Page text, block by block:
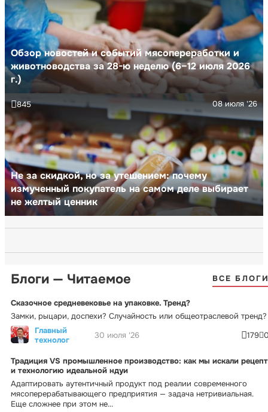
Обзор новостей и событий мясопереработки и
животноводства за 28-ю неделю (6–12 июля 2026
г.)
Не за скидкой, но за утешением: почему
измученный покупатель на самом деле выбирает
не желтый ценник
08 июля '26
845
Блоги — Читаемое ВСЕ
Сказочное средневековье на упаковке. Тренд?
Замки, рыцари, доспехи? Случайность или общеотраслевой тренд?
Главный
технолог
30 июля '26 179
Традиция VS промышленное производство: как мы искали рецепт
и технологию идеальной ндуи
Адаптировать аутентичный продукт под реалии современного
мясоперерабатывающего предприятия — задача нетривиальная.
Еще сложнее при этом не...